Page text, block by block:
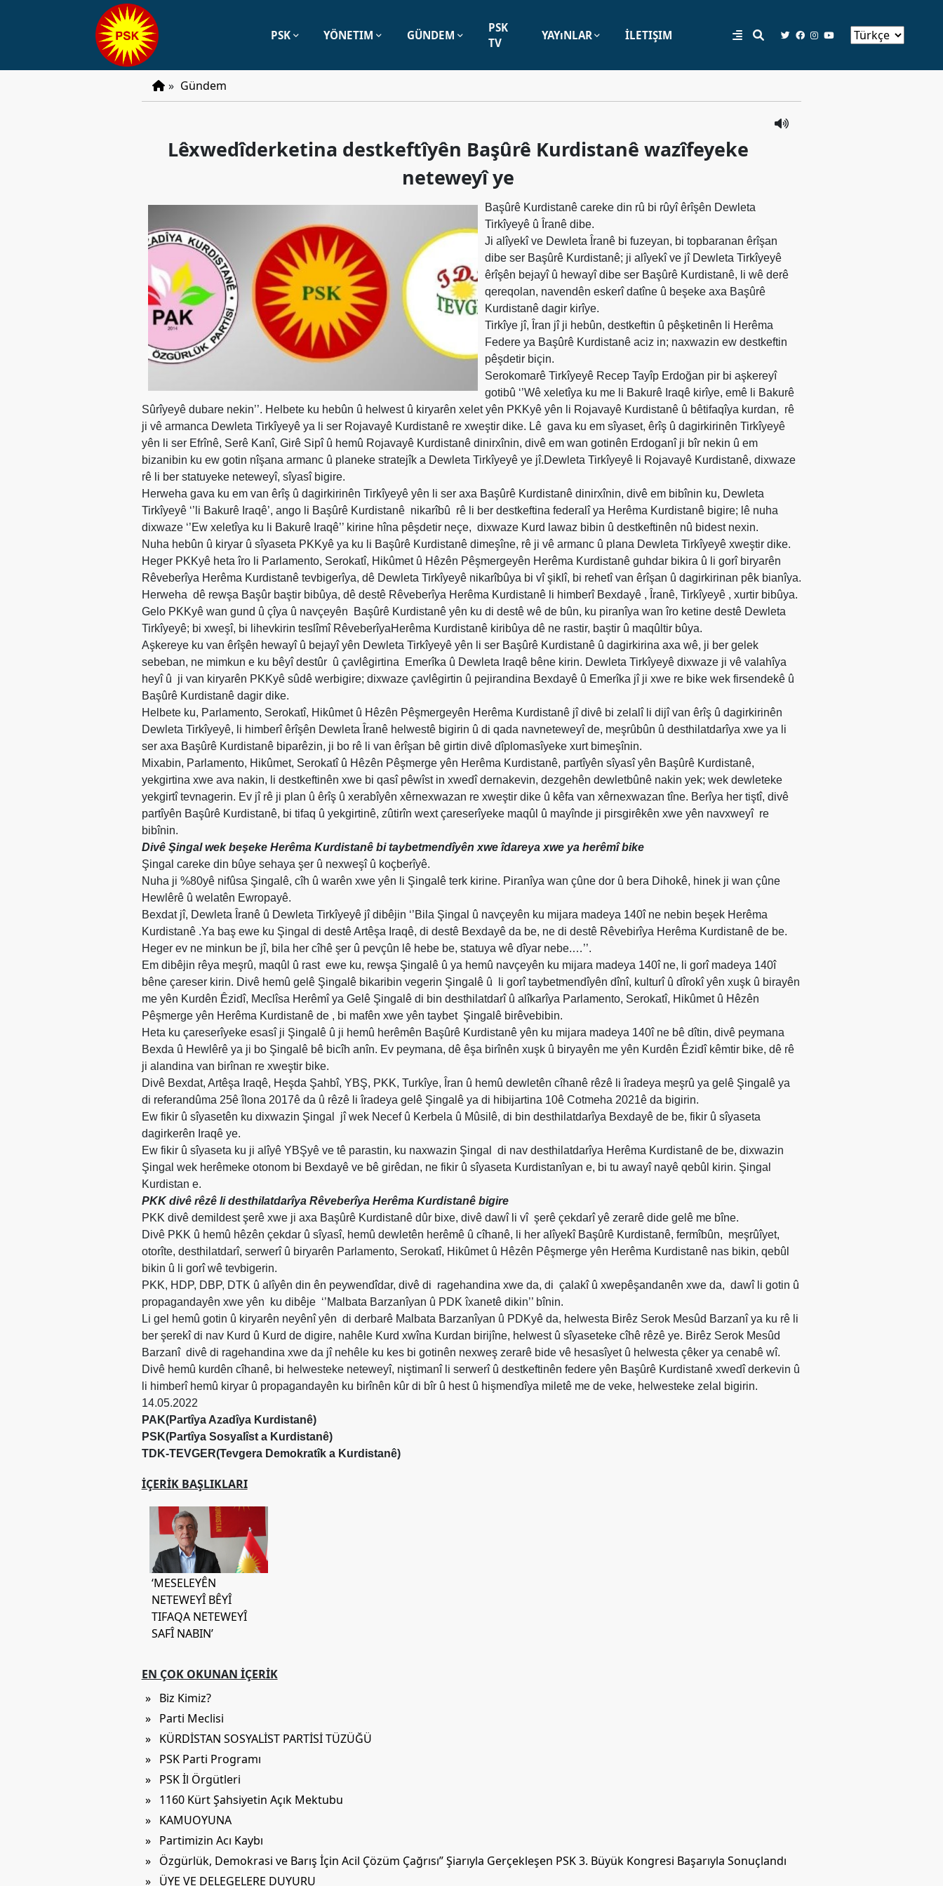
PSK YÖNETIM GÜNDEM
PSK
TV
YAYıNLAR İLETIŞIM
» Gündem
Lêxwedîderketina destkeftîyên Başûrê Kurdistanê wazîfeyeke
neteweyî ye
Başûrê Kurdistanê careke din rû bi rûyî êrîşên Dewleta
Tirkîyeyê û Îranê dibe.
Ji alîyekî ve Dewleta Îranê bi fuzeyan, bi topbaranan êrîşan
dibe ser Başûrê Kurdistanê; ji alîyekî ve jî Dewleta Tirkîyeyê
êrîşên bejayî û hewayî dibe ser Başûrê Kurdistanê, li wê derê
qereqolan, navendên eskerî datîne û beşeke axa Başûrê
Kurdistanê dagir kirîye.
Tirkîye jî, Îran jî ji hebûn, destkeftin û pêşketinên li Herêma
Federe ya Başûrê Kurdistanê aciz in; naxwazin ew destkeftin
pêşdetir biçin.
Serokomarê Tirkîyeyê Recep Tayîp Erdoğan pir bi aşkereyî
gotibû ‘’Wê xeletîya ku me li Bakurê Iraqê kirîye, emê li Bakurê
Sûrîyeyê dubare nekin’’. Helbete ku hebûn û helwest û kiryarên xelet yên PKKyê yên li Rojavayê Kurdistanê û bêtifaqîya kurdan, rê
ji vê armanca Dewleta Tirkîyeyê ya li ser Rojavayê Kurdistanê re xweştir dike. Lê gava ku em sîyaset, êrîş û dagirkirinên Tirkîyeyê
yên li ser Efrînê, Serê Kanî, Girê Sipî û hemû Rojavayê Kurdistanê dinirxînin, divê em wan gotinên Erdoganî ji bîr nekin û em
bizanibin ku ew gotin nîşana armanc û planeke stratejîk a Dewleta Tirkîyeyê ye jî.Dewleta Tirkîyeyê li Rojavayê Kurdistanê, dixwaze
rê li ber statuyeke neteweyî, sîyasî bigire.
Herweha gava ku em van êrîş û dagirkirinên Tirkîyeyê yên li ser axa Başûrê Kurdistanê dinirxînin, divê em bibînin ku, Dewleta
Tirkîyeyê ‘’li Bakurê Iraqê’, ango li Başûrê Kurdistanê nikarîbû rê li ber destkeftina federalî ya Herêma Kurdistanê bigire; lê nuha
dixwaze ‘’Ew xeletîya ku li Bakurê Iraqê’’ kirine hîna pêşdetir neçe, dixwaze Kurd lawaz bibin û destkeftinên nû bidest nexin.
Nuha hebûn û kiryar û sîyaseta PKKyê ya ku li Başûrê Kurdistanê dimeşîne, rê ji vê armanc û plana Dewleta Tirkîyeyê xweştir dike.
Heger PKKyê heta îro li Parlamento, Serokatî, Hikûmet û Hêzên Pêşmergeyên Herêma Kurdistanê guhdar bikira û li gorî biryarên
Rêveberîya Herêma Kurdistanê tevbigerîya, dê Dewleta Tirkîyeyê nikarîbûya bi vî şiklî, bi rehetî van êrîşan û dagirkirinan pêk bianîya.
Herweha dê rewşa Başûr baştir bibûya, dê destê Rêveberîya Herêma Kurdistanê li himberî Bexdayê , Îranê, Tirkîyeyê , xurtir bibûya.
Gelo PKKyê wan gund û çîya û navçeyên
Başûrê Kurdistanê yên ku di destê wê de bûn, ku piranîya wan îro ketine destê Dewleta
Tirkîyeyê; bi xweşî, bi lihevkirin teslîmî RêveberîyaHerêma Kurdistanê kiribûya dê ne rastir, baştir û maqûltir bûya.
Aşkereye ku van êrîşên hewayî û bejayî yên Dewleta Tirkîyeyê yên li ser Başûrê Kurdistanê û dagirkirina axa wê, ji ber gelek
sebeban, ne mimkun e ku bêyî destûr û çavlêgirtina
Emerîka û Dewleta Iraqê bêne kirin. Dewleta Tirkîyeyê dixwaze ji vê valahîya
heyî û ji van kiryarên PKKyê sûdê werbigire; dixwaze çavlêgirtin û pejirandina Bexdayê û Emerîka jî ji xwe re bike wek firsendekê û
Başûrê Kurdistanê dagir dike.
Helbete ku, Parlamento, Serokatî, Hikûmet û Hêzên Pêşmergeyên Herêma Kurdistanê jî divê bi zelalî li dijî van êrîş û dagirkirinên
Dewleta Tirkîyeyê, li himberî êrîşên Dewleta Îranê helwestê bigirin û di qada navneteweyî de, meşrûbûn û desthilatdarîya xwe ya li
ser axa Başûrê Kurdistanê biparêzin, ji bo rê li van êrîşan bê girtin divê dîplomasîyeke xurt bimeşînin.
Mixabin, Parlamento, Hikûmet, Serokatî û Hêzên Pêşmerge yên Herêma Kurdistanê, partîyên sîyasî yên Başûrê Kurdistanê,
yekgirtina xwe ava nakin, li destkeftinên xwe bi qasî pêwîst in xwedî dernakevin, dezgehên dewletbûnê nakin yek; wek dewleteke
yekgirtî tevnagerin. Ev jî rê ji plan û êrîş û xerabîyên xêrnexwazan re xweştir dike û kêfa van xêrnexwazan tîne. Berîya her tiştî, divê
partîyên Başûrê Kurdistanê, bi tifaq û yekgirtinê, zûtirîn wext çareserîyeke maqûl û mayînde ji pirsgirêkên xwe yên navxweyî re
bibînin.
Divê Şingal wek beşeke Herêma Kurdistanê bi taybetmendîyên xwe îdareya xwe ya herêmî bike
Şingal careke din bûye sehaya şer û nexweşî û koçberîyê.
Nuha ji %80yê nifûsa Şingalê, cîh û warên xwe yên li Şingalê terk kirine. Piranîya wan çûne dor û bera Dihokê, hinek ji wan çûne
Hewlêrê û welatên Ewropayê.
Bexdat jî, Dewleta Îranê û Dewleta Tirkîyeyê jî dibêjin ‘’Bila Şingal û navçeyên ku mijara madeya 140î ne nebin beşek Herêma
Kurdistanê .Ya baş ewe ku Şingal di destê Artêşa Iraqê, di destê Bexdayê da be, ne di destê Rêvebirîya Herêma Kurdistanê de be.
Heger ev ne minkun be jî, bila her cîhê şer û pevçûn lê hebe be, statuya wê dîyar nebe.…’’.
Em dibêjin rêya meşrû, maqûl û rast ewe ku, rewşa Şingalê û ya hemû navçeyên ku mijara madeya 140î ne, li gorî madeya 140î
bêne çareser kirin. Divê hemû gelê Şingalê bikaribin vegerin Şingalê û
li gorî taybetmendîyên dînî, kulturî û dîrokî yên xuşk û birayên
me yên Kurdên Êzidî, Meclîsa Herêmî ya Gelê Şingalê di bin desthilatdarî û alîkarîya Parlamento, Serokatî, Hikûmet û Hêzên
Pêşmerge yên Herêma Kurdistanê de , bi mafên xwe yên taybet Şingalê birêvebibin.
Heta ku çareserîyeke esasî ji Şingalê û ji hemû herêmên Başûrê Kurdistanê yên ku mijara madeya 140î ne bê dîtin, divê peymana
Bexda û Hewlêrê ya ji bo Şingalê bê bicîh anîn. Ev peymana, dê êşa birînên xuşk û biryayên me yên Kurdên Êzidî kêmtir bike, dê rê
ji alandina van birînan re xweştir bike.
Divê Bexdat, Artêşa Iraqê, Heşda Şahbî, YBŞ, PKK, Turkîye, Îran û hemû dewletên cîhanê rêzê li îradeya meşrû ya gelê Şingalê ya
di referandûma 25ê îlona 2017ê da û rêzê li îradeya gelê Şingalê ya di hibijartina 10ê Cotmeha 2021ê da bigirin.
Ew fikir û sîyasetên ku dixwazin Şingal
jî wek Necef û Kerbela û Mûsilê, di bin desthilatdarîya Bexdayê de be, fikir û sîyaseta
dagirkerên Iraqê ye.
Ew fikir û sîyaseta ku ji alîyê YBŞyê ve tê parastin, ku naxwazin Şingal
di nav desthilatdarîya Herêma Kurdistanê de be, dixwazin
Şingal wek herêmeke otonom bi Bexdayê ve bê girêdan, ne fikir û sîyaseta Kurdistanîyan e, bi tu awayî nayê qebûl kirin. Şingal
Kurdistan e.
PKK divê rêzê li desthilatdarîya Rêveberîya Herêma Kurdistanê bigire
PKK divê demildest şerê xwe ji axa Başûrê Kurdistanê dûr bixe, divê dawî li vî şerê çekdarî yê zerarê dide gelê me bîne.
Divê PKK û hemû hêzên çekdar û sîyasî, hemû dewletên herêmê û cîhanê, li her alîyekî Başûrê Kurdistanê, fermîbûn, meşrûîyet,
otorîte, desthilatdarî, serwerî û biryarên Parlamento, Serokatî, Hikûmet û Hêzên Pêşmerge yên Herêma Kurdistanê nas bikin, qebûl
bikin û li gorî wê tevbigerin.
PKK, HDP, DBP, DTK û alîyên din ên peywendîdar, divê di ragehandina xwe da, di çalakî û xwepêşandanên xwe da, dawî li gotin û
propagandayên xwe yên
ku dibêje ‘’Malbata Barzanîyan û PDK îxanetê dikin’’ bînin.
Li gel hemû gotin û kiryarên neyênî yên di derbarê Malbata Barzanîyan û PDKyê da, helwesta Birêz Serok Mesûd Barzanî ya ku rê li
ber şerekî di nav Kurd û Kurd de digire, nahêle Kurd xwîna Kurdan birijîne, helwest û sîyaseteke cîhê rêzê ye. Birêz Serok Mesûd
Barzanî divê di ragehandina xwe da jî nehêle ku kes bi gotinên nexweş zerarê bide vê hesasîyet û helwesta çêker ya cenabê wî.
Divê hemû kurdên cîhanê, bi helwesteke neteweyî, niştimanî li serwerî û destkeftinên federe yên Başûrê Kurdistanê xwedî derkevin û
li himberî hemû kiryar û propagandayên ku birînên kûr di bîr û hest û hişmendîya miletê me de veke, helwesteke zelal bigirin.
14.05.2022
PAK(Partîya Azadîya Kurdistanê)
PSK(Partîya Sosyalîst a Kurdistanê)
TDK-TEVGER(Tevgera Demokratîk a Kurdistanê)
İÇERIK BAŞLIKLARI
‘MESELEYÊN
NETEWEYÎ BÊYÎ
TIFAQA NETEWEYÎ
SAFÎ NABIN’
EN ÇOK OKUNAN İÇERIK
» Biz Kimiz?
» Parti Meclisi
» KÜRDİSTAN SOSYALİST PARTİSİ TÜZÜĞÜ
» PSK Parti Programı
» PSK İl Örgütleri
» 1160 Kürt Şahsiyetin Açık Mektubu
» KAMUOYUNA
» Partimizin Acı Kaybı
» Özgürlük, Demokrasi ve Barış İçin Acil Çözüm Çağrısı” Şiarıyla Gerçekleşen PSK 3. Büyük Kongresi Başarıyla Sonuçlandı
» ÜYE VE DELEGELERE DUYURU